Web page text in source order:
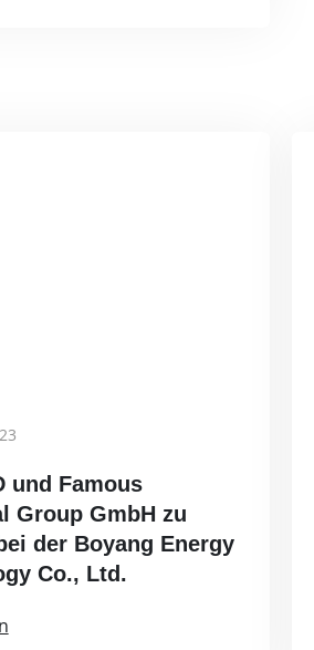
und Famous
Group GmbH zu
der Boyang Energy
Co., Ltd.